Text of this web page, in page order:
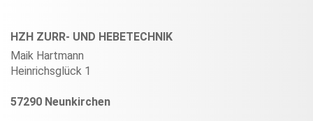
HZH ZURR- UND HEBETECHNIK
Maik Hartmann
Heinrichsglück 1
57290 Neunkirchen